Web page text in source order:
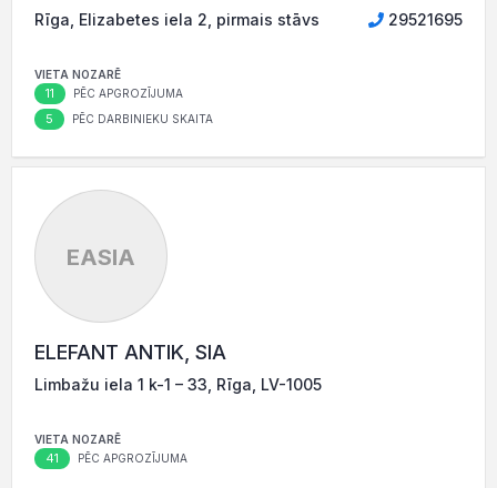
Rīga, Elizabetes iela 2, pirmais stāvs 29521695
VIETA NOZARĒ
11 PĒC APGROZĪJUMA
5 PĒC DARBINIEKU SKAITA
EASIA
ELEFANT ANTIK, SIA
Limbažu iela 1 k-1 – 33, Rīga, LV-1005
VIETA NOZARĒ
41 PĒC APGROZĪJUMA